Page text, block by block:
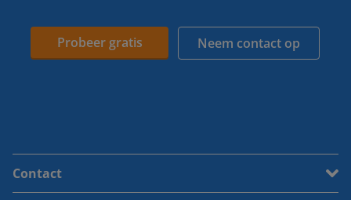
Probeer gratis Neem contact op
Contact